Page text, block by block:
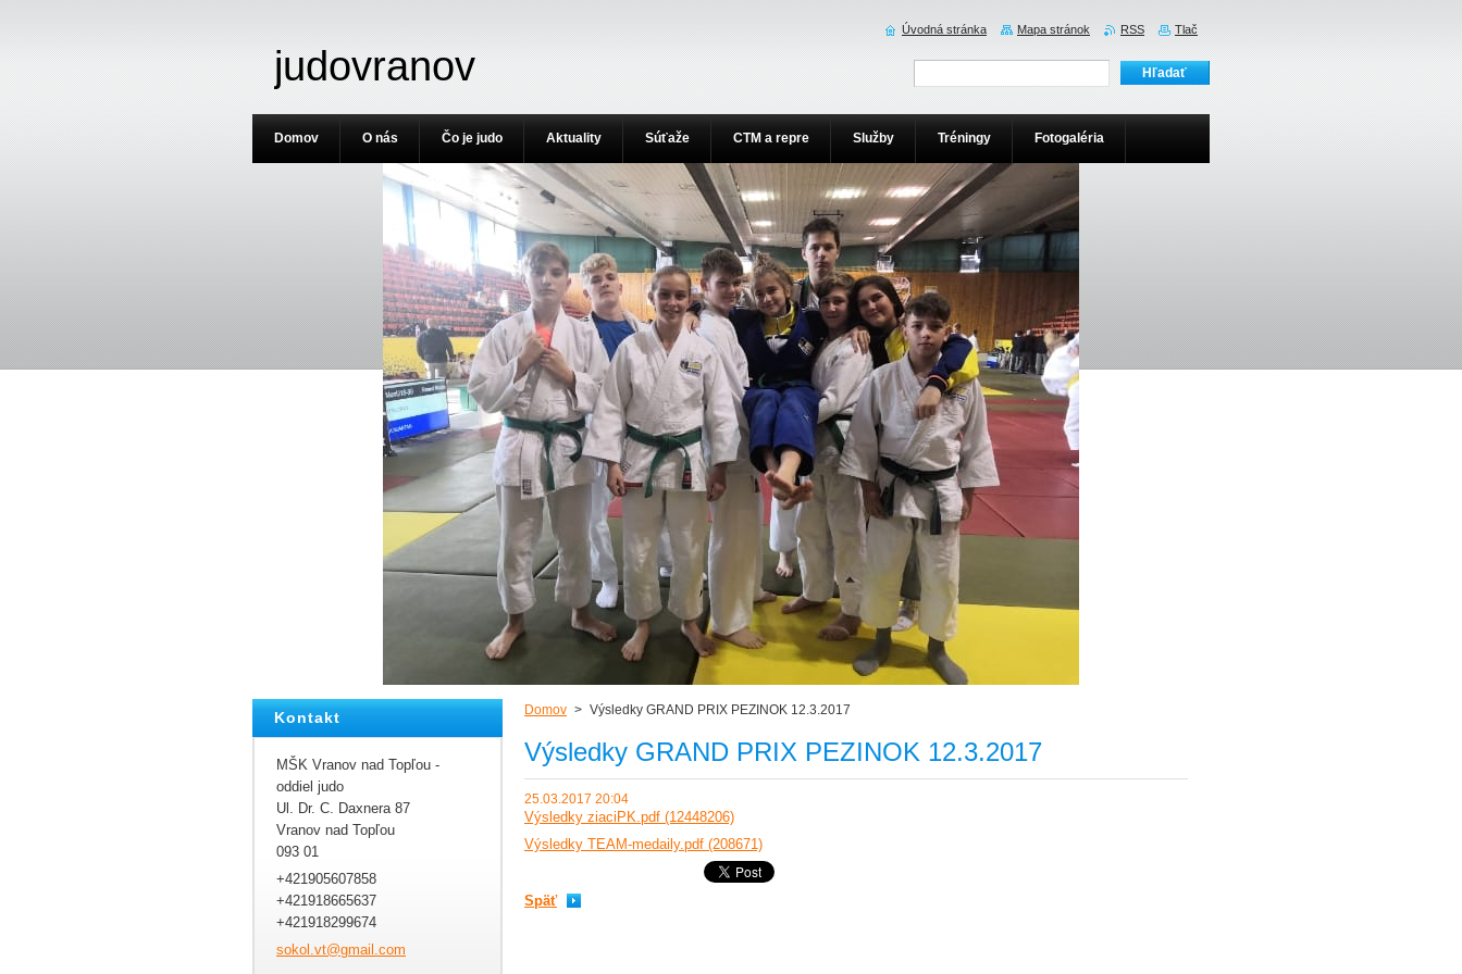
judovranov
Domov > Výsledky GRAND PRIX PEZINOK 12.3.2017
Výsledky GRAND PRIX PEZINOK 12.3.2017
25.03.2017 20:04
Výsledky ziaciPK.pdf (12448206)
Výsledky TEAM-medaily.pdf (208671)
Späť
Kontakt
MŠK Vranov nad Topľou -
oddiel judo
Ul. Dr. C. Daxnera 87
Vranov nad Topľou
093 01
+421905607858
+421918665637
+421918299674
sokol.vt@gmail.com
Domov O nás Čo je judo Aktuality Súťaže CTM a repre Služby Tréningy Fotogaléria
Úvodná stránka Mapa stránok RSS Tlač